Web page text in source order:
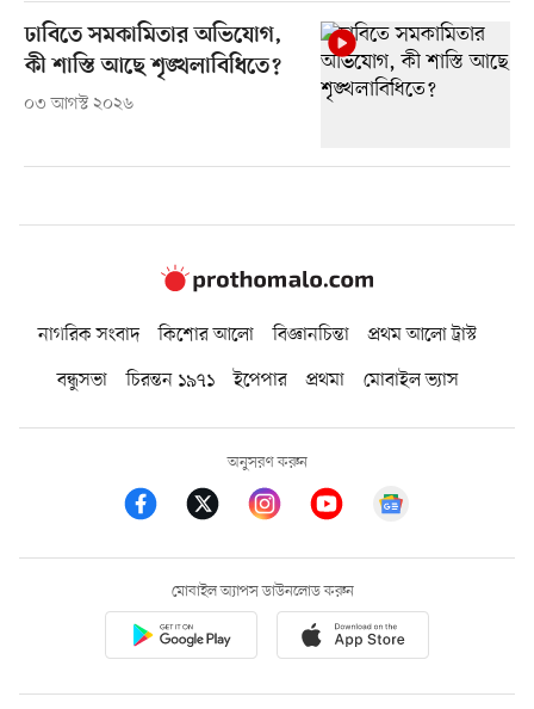
ঢাবিতে সমকামিতার অভিযোগ,
কী শাস্তি আছে শৃঙ্খলাবিধিতে?
০৩ আগস্ট ২০২৬
নাগরিক সংবাদ কিশোর আলো বিজ্ঞানচিন্তা
প্রথম আলো ট্রাস্ট
বন্ধুসভা
চিরন্তন ১৯৭১ ইপেপার প্রথমা মোবাইল ভ্যাস
অনুসরণ করুন
মোবাইল অ্যাপস ডাউনলোড করুন